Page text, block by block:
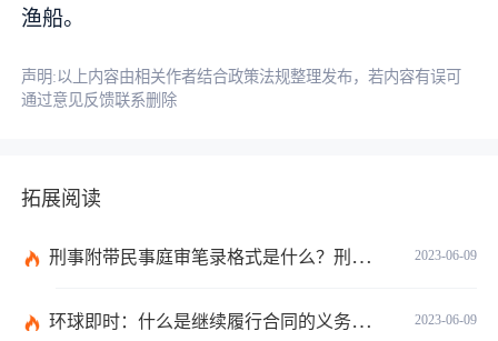
渔船。
声明:以上内容由相关作者结合政策法规整理发布，若内容有误可
通过意见反馈联系删除
拓展阅读
2023-06-09
刑事附带民事庭审笔录格式是什么？刑事附带民事庭审笔录是什么？ 观焦点
2023-06-09
环球即时：什么是继续履行合同的义务？合同终止与合同解除的区别有哪些？